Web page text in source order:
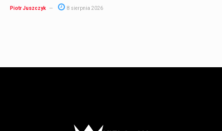
Piotr Juszczyk 8 sierpnia 2026